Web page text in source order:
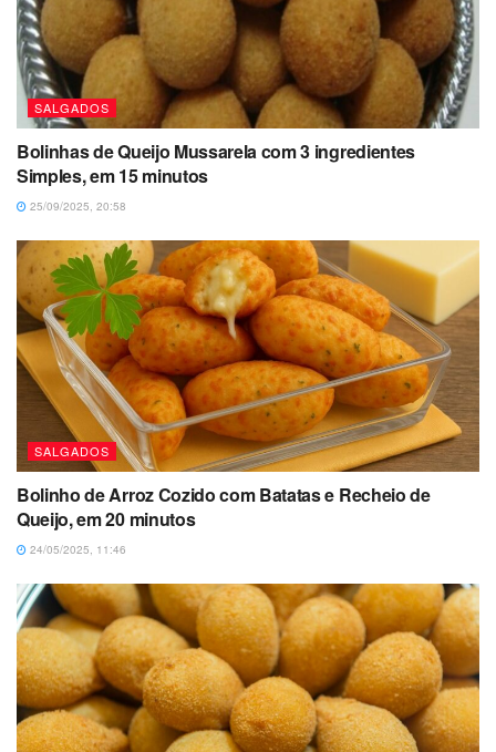
SALGADOS
Bolinhas de Queijo Mussarela com 3 ingredientes
Simples, em 15 minutos
25/09/2025, 20:58
SALGADOS
Bolinho de Arroz Cozido com Batatas e Recheio de
Queijo, em 20 minutos
24/05/2025, 11:46